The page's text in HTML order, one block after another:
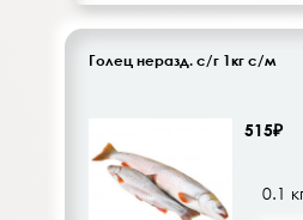
Голец неразд. с/г 1кг с/м
515₽